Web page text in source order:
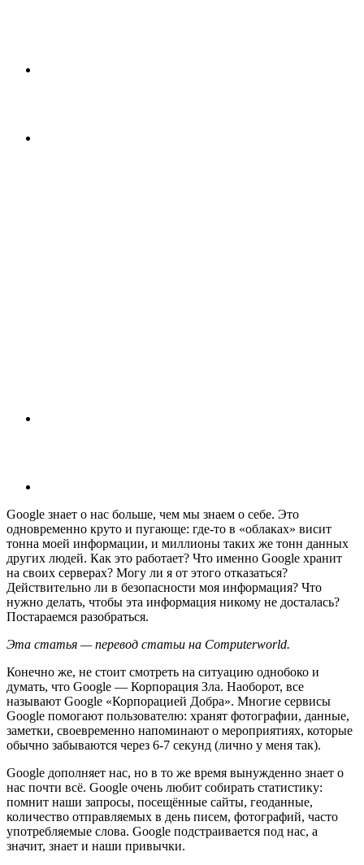
Google знает о нас больше, чем мы знаем о себе. Это
одновременно круто и пугающе: где-то в «облаках» висит
тонна моей информации, и миллионы таких же тонн данных
других людей. Как это работает? Что именно Google хранит
на своих серверах? Могу ли я от этого отказаться?
Действительно ли в безопасности моя информация? Что
нужно делать, чтобы эта информация никому не досталась?
Постараемся разобраться.
Эта статья — перевод статьи на Computerworld.
Конечно же, не стоит смотреть на ситуацию однобоко и
думать, что Google — Корпорация Зла. Наоборот, все
называют Google «Корпорацией Добра». Многие сервисы
Google помогают пользователю: хранят фотографии, данные,
заметки, своевременно напоминают о мероприятиях, которые
обычно забываются через 6-7 секунд (лично у меня так).
Google дополняет нас, но в то же время вынужденно знает о
нас почти всё. Google очень любит собирать статистику:
помнит наши запросы, посещённые сайты, геоданные,
количество отправляемых в день писем, фотографий, часто
употребляемые слова. Google подстраивается под нас, а
значит, знает и наши привычки.